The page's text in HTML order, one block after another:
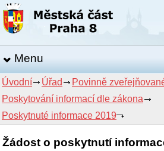
Menu
Úvodní Úřad
Povinně
Poskytování informací dle zákona
Poskytnuté informace 2019
Žádost o poskytnutí